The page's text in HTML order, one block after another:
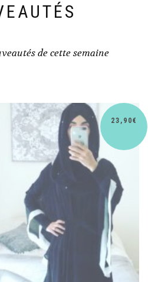
de cette semaine